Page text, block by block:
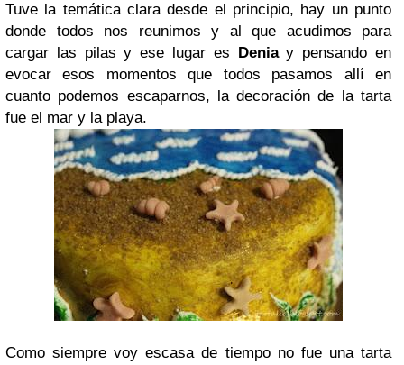
Tuve la temática clara desde el principio, hay un punto
donde todos nos reunimos y al que acudimos para
cargar las pilas y ese lugar es Deniay pensando en
evocar esos momentos que todos pasamos allí en
cuanto podemos escaparnos, la decoración de la tarta
fue el mar y la playa.
Como siempre voy escasa de tiempo no fue una tarta